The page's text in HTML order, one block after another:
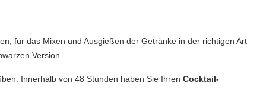
für das Mixen und Ausgießen der Getränke in der richtigen Art
Version.
Innerhalb von 48 Stunden haben Sie Ihren Cocktail-